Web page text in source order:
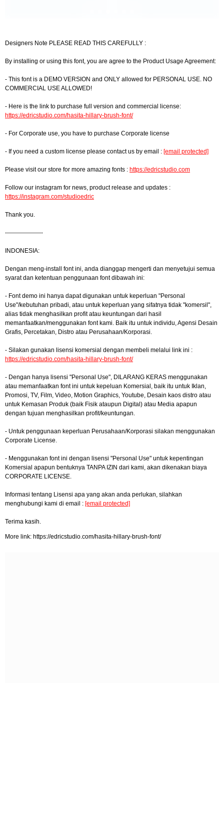
Designers Note PLEASE READ THIS CAREFULLY :
By installing or using this font, you are agree to the Product Usage Agreement:
- This font is a DEMO VERSION and ONLY allowed for PERSONAL USE. NO
COMMERCIAL USE ALLOWED!
- Here is the link to purchase full version and commercial license:
https://edricstudio.com/hasita-hillary-brush-font/
- For Corporate use, you have to purchase Corporate license
- If you need a custom license please contact us by email : [email protected]
Please visit our store for more amazing fonts : https://edricstudio.com
Follow our instagram for news, product release and updates :
https://instagram.com/studioedric
Thank you.
-------------------
INDONESIA:
Dengan meng-install font ini, anda dianggap mengerti dan menyetujui semua
syarat dan ketentuan penggunaan font dibawah ini:
- Font demo ini hanya dapat digunakan untuk keperluan "Personal
Use"/kebutuhan pribadi, atau untuk keperluan yang sifatnya tidak "komersil",
alias tidak menghasilkan profit atau keuntungan dari hasil
memanfaatkan/menggunakan font kami. Baik itu untuk individu, Agensi Desain
Grafis, Percetakan, Distro atau Perusahaan/Korporasi.
- Silakan gunakan lisensi komersial dengan membeli melalui link ini :
https://edricstudio.com/hasita-hillary-brush-font/
- Dengan hanya lisensi "Personal Use", DILARANG KERAS menggunakan
atau memanfaatkan font ini untuk kepeluan Komersial, baik itu untuk Iklan,
Promosi, TV, Film, Video, Motion Graphics, Youtube, Desain kaos distro atau
untuk Kemasan Produk (baik Fisik ataupun Digital) atau Media apapun
dengan tujuan menghasilkan profit/keuntungan.
- Untuk penggunaan keperluan Perusahaan/Korporasi silakan menggunakan
Corporate License.
- Menggunakan font ini dengan lisensi "Personal Use" untuk kepentingan
Komersial apapun bentuknya TANPA IZIN dari kami, akan dikenakan biaya
CORPORATE LICENSE.
Informasi tentang Lisensi apa yang akan anda perlukan, silahkan
menghubungi kami di email : [email protected]
Terima kasih.
More link: https://edricstudio.com/hasita-hillary-brush-font/